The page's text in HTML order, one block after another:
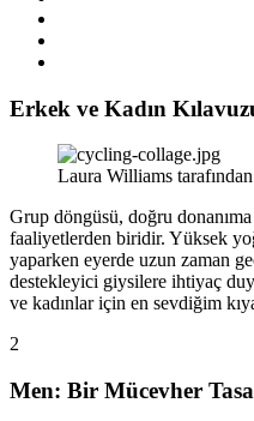
Erkek ve Kadın
Laura Williams
Grup döngüsü, doğru
faaliyetlerden biridir. Yüksek
yaparken eyerde uzun zaman
destekleyici giysilere ihtiyaç
ve kadınlar için en sevdiğim
2
Men: Bir Mücevher